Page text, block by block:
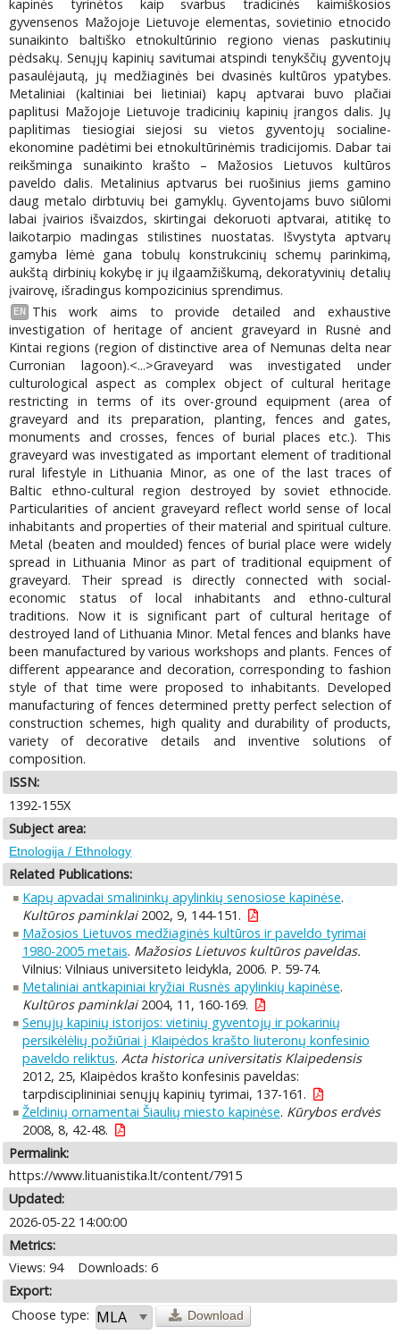
kapinės tyrinėtos kaip svarbus tradicinės kaimiškosios
gyvensenos Mažojoje Lietuvoje elementas, sovietinio etnocido
sunaikinto baltiško etnokultūrinio regiono vienas paskutinių
pėdsakų. Senųjų kapinių savitumai atspindi tenykščių gyventojų
pasaulėjautą, jų medžiaginės bei dvasinės kultūros ypatybes.
Metaliniai (kaltiniai bei lietiniai) kapų aptvarai buvo plačiai
paplitusi Mažojoje Lietuvoje tradicinių kapinių įrangos dalis. Jų
paplitimas tiesiogiai siejosi su vietos gyventojų socialine-
ekonomine padėtimi bei etnokultūrinėmis tradicijomis. Dabar tai
reikšminga sunaikinto krašto – Mažosios Lietuvos kultūros
paveldo dalis. Metalinius aptvarus bei ruošinius jiems gamino
daug metalo dirbtuvių bei gamyklų. Gyventojams buvo siūlomi
labai įvairios išvaizdos, skirtingai dekoruoti aptvarai, atitikę to
laikotarpio madingas stilistines nuostatas. Išvystyta aptvarų
gamyba lėmė gana tobulų konstrukcinių schemų parinkimą,
aukštą dirbinių kokybę ir jų ilgaamžiškumą, dekoratyvinių detalių
įvairovę, išradingus kompozicinius sprendimus.
EN
This work aims to provide detailed and exhaustive
investigation of heritage of ancient graveyard in Rusnė and
Kintai regions (region of distinctive area of Nemunas delta near
Curronian lagoon).<...>Graveyard was investigated under
culturological aspect as complex object of cultural heritage
restricting in terms of its over-ground equipment (area of
graveyard and its preparation, planting, fences and gates,
monuments and crosses, fences of burial places etc.). This
graveyard was investigated as important element of traditional
rural lifestyle in Lithuania Minor, as one of the last traces of
Baltic ethno-cultural region destroyed by soviet ethnocide.
Particularities of ancient graveyard reflect world sense of local
inhabitants and properties of their material and spiritual culture.
Metal (beaten and moulded) fences of burial place were widely
spread in Lithuania Minor as part of traditional equipment of
graveyard. Their spread is directly connected with social-
economic status of local inhabitants and ethno-cultural
traditions. Now it is significant part of cultural heritage of
destroyed land of Lithuania Minor. Metal fences and blanks have
been manufactured by various workshops and plants. Fences of
different appearance and decoration, corresponding to fashion
style of that time were proposed to inhabitants. Developed
manufacturing of fences determined pretty perfect selection of
construction schemes, high quality and durability of products,
variety of decorative details and inventive solutions of
composition.
ISSN:
1392-155X
Subject area:
Etnologija / Ethnology
Related Publications:
Kapų apvadai smalininkų apylinkių senosiose kapinėse.
Kultūros paminklai2002, 9, 144-151.
Mažosios Lietuvos medžiaginės kultūros ir paveldo tyrimai
1980-2005 metais. Mažosios Lietuvos kultūros paveldas.
Vilnius: Vilniaus universiteto leidykla, 2006. P. 59-74.
Metaliniai antkapiniai kryžiai Rusnės apylinkių kapinėse.
Kultūros paminklai2004, 11, 160-169.
Senųjų kapinių istorijos: vietinių gyventojų ir pokarinių
persikėlėlių požiūriai į Klaipėdos krašto liuteronų konfesinio
paveldo reliktus. Acta historica universitatis Klaipedensis
2012, 25, Klaipėdos krašto konfesinis paveldas:
tarpdisciplininiai senųjų kapinių tyrimai, 137-161.
Želdinių ornamentai Šiaulių miesto kapinėse. Kūrybos erdvės
2008, 8, 42-48.
Permalink:
https://www.lituanistika.lt/content/7915
Updated:
2026-05-22 14:00:00
Metrics:
Views: 94
Downloads: 6
Export:
Choose type:
Download